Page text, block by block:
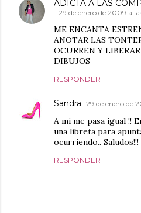
ADICTA A LAS
29 de enero de 2009 a
ME ENCANTA
ANOTAR LAS
OCURREN Y
DIBUJOS
RESPONDER
Sandra 29 de enero de
A mi me pasa igual !!
una libreta para
ocurriendo.. Saludos!!!
RESPONDER